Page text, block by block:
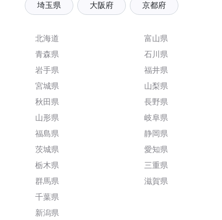
埼玉県 大阪府 京都府
北海道
青森県
岩手県
宮城県
秋田県
山形県
福島県
茨城県
栃木県
群馬県
千葉県
新潟県
富山県
石川県
福井県
山梨県
長野県
岐阜県
静岡県
愛知県
三重県
滋賀県